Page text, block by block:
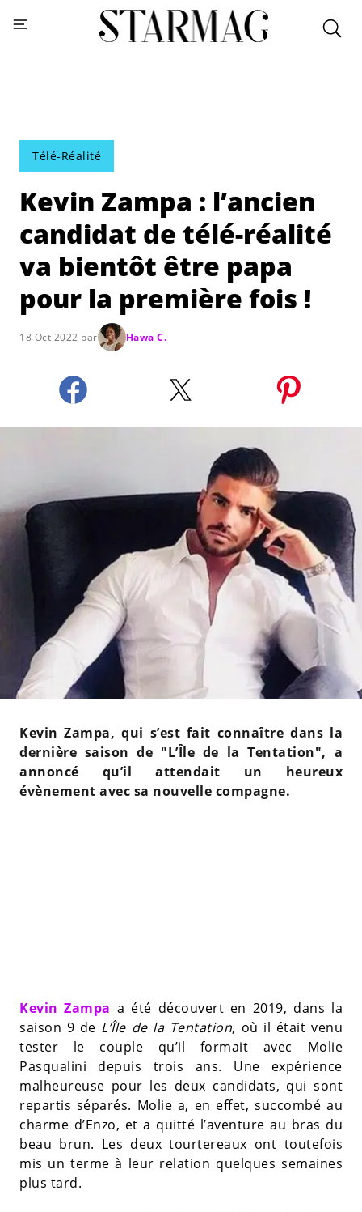
Télé-Réalité
Kevin Zampa : l’ancien
candidat de télé-réalité
va bientôt être papa
pour la première fois !
18 Oct 2022 par Hawa C.
Kevin Zampa, qui s’est fait connaître dans la
dernière saison de "L’Île de la Tentation", a
annoncé qu’il attendait un heureux
évènement avec sa nouvelle compagne.
Kevin Zampa a été découvert en 2019, dans la
saison 9 de L’Île de la Tentation, où il était venu
tester le couple qu’il formait avec Molie
Pasqualini depuis trois ans. Une expérience
malheureuse pour les deux candidats, qui sont
repartis séparés. Molie a, en effet, succombé au
charme d’Enzo, et a quitté l’aventure au bras du
beau brun. Les deux tourtereaux ont toutefois
mis un terme à leur relation quelques semaines
plus tard.